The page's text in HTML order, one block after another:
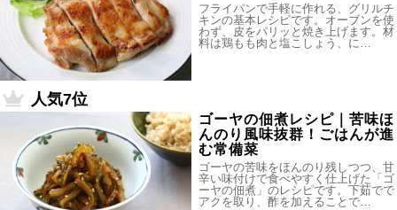
フライパンで手軽に作れる、グリルチ
キンの基本レシピです。オーブンを使
わず、皮をパリッと焼き上げます。材
料は鶏もも肉と塩こしょう、に…
人気7位
ゴーヤの佃煮レシピ｜苦味ほ
んのり風味抜群！ごはんが進
む常備菜
ゴーヤの苦味をほんのり残しつつ、甘
辛い味付けで食べやすく仕上げた「ゴ
ーヤの佃煮」のレシピです。下茹でで
アクを取り、酢を加えることで…